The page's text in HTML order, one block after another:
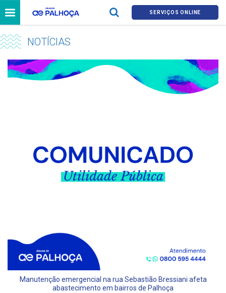
SERVIÇOS ONLINE
NOTÍCIAS
Manutenção emergencial na rua Sebastião Bressiani afeta
abastecimento em bairros de Palhoça